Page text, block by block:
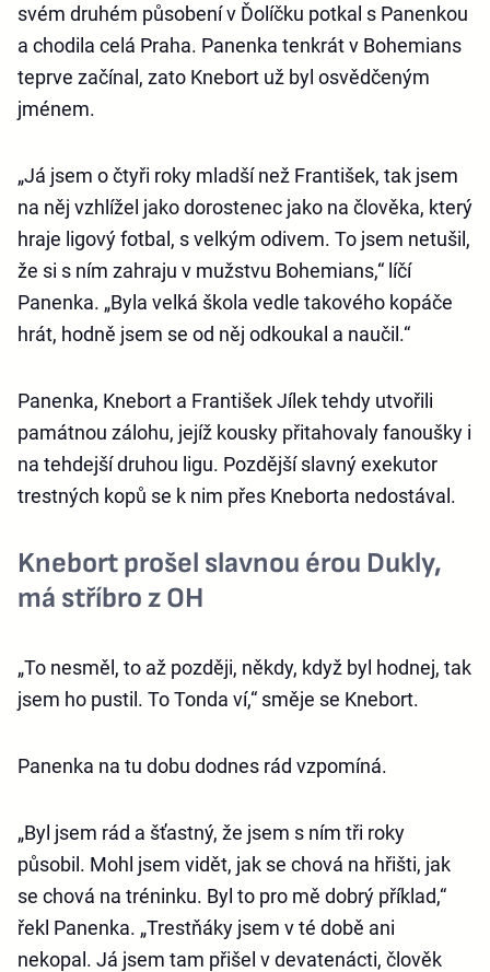
svém druhém působení v Ďolíčku potkal s Panenkou
a chodila celá Praha. Panenka tenkrát v Bohemians
teprve začínal, zato Knebort už byl osvědčeným
jménem.
„Já jsem o čtyři roky mladší než František, tak jsem
na něj vzhlížel jako dorostenec jako na člověka, který
hraje ligový fotbal, s velkým odivem. To jsem netušil,
že si s ním zahraju v mužstvu Bohemians,“ líčí
Panenka. „Byla velká škola vedle takového kopáče
hrát, hodně jsem se od něj odkoukal a naučil.“
Panenka, Knebort a František Jílek tehdy utvořili
památnou zálohu, jejíž kousky přitahovaly fanoušky i
na tehdejší druhou ligu. Pozdější slavný exekutor
trestných kopů se k nim přes Kneborta nedostával.
Knebort prošel slavnou érou Dukly,
má stříbro z OH
„To nesměl, to až později, někdy, když byl hodnej, tak
jsem ho pustil. To Tonda ví,“ směje se Knebort.
Panenka na tu dobu dodnes rád vzpomíná.
„Byl jsem rád a šťastný, že jsem s ním tři roky
působil. Mohl jsem vidět, jak se chová na hřišti, jak
se chová na tréninku. Byl to pro mě dobrý příklad,“
řekl Panenka. „Trestňáky jsem v té době ani
nekopal. Já jsem tam přišel v devatenácti, člověk